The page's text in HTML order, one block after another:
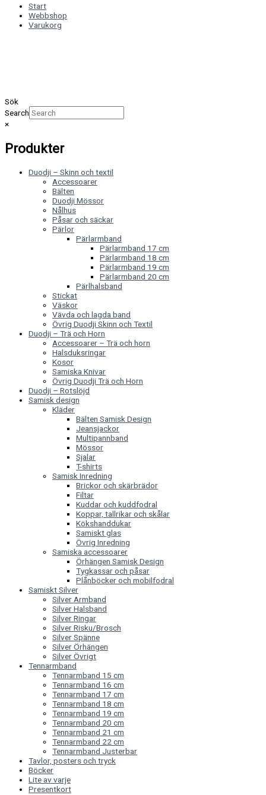
Start
Webbshop
Varukorg
Sök
Search
×
Produkter
Duodji – Skinn och textil
Accessoarer
Bälten
Duodji Mössor
Nålhus
Påsar och säckar
Pärlor
Pärlarmband
Pärlarmband 17 cm
Pärlarmband 18 cm
Pärlarmband 19 cm
Pärlarmband 20 cm
Pärlhalsband
Stickat
Väskor
Vävda och lagda band
Övrig Duodji Skinn och Textil
Duodji – Trä och Horn
Accessoarer – Trä och horn
Halsduksringar
Kosor
Samiska Knivar
Övrig Duodji Trä och Horn
Duodji – Rotslöjd
Samisk design
Kläder
Bälten Samisk Design
Jeansjackor
Multipannband
Mössor
Sjalar
T-shirts
Samisk Inredning
Brickor och skärbrädor
Filtar
Kuddar och kuddfodral
Koppar, tallrikar och skålar
Kökshanddukar
Samiskt glas
Övrig Inredning
Samiska accessoarer
Örhängen Samisk Design
Tygkassar och påsar
Plånböcker och mobilfodral
Samiskt Silver
Silver Armband
Silver Halsband
Silver Ringar
Silver Risku/Brosch
Silver Spänne
Silver Örhängen
Silver Övrigt
Tennarmband
Tennarmband 15 cm
Tennarmband 16 cm
Tennarmband 17 cm
Tennarmband 18 cm
Tennarmband 19 cm
Tennarmband 20 cm
Tennarmband 21 cm
Tennarmband 22 cm
Tennarmband Justerbar
Tavlor, posters och tryck
Böcker
Lite av varje
Presentkort